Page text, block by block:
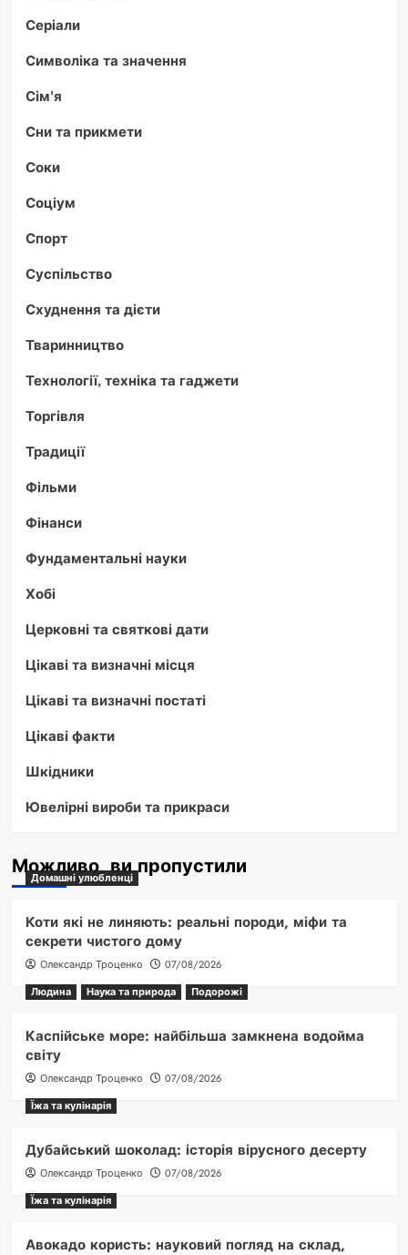
Серіали
Символіка та значення
Сім'я
Сни та прикмети
Соки
Соціум
Спорт
Суспільство
Схуднення та дієти
Тваринництво
Технології, техніка та гаджети
Торгівля
Традиції
Фільми
Фінанси
Фундаментальні науки
Хобі
Церковні та святкові дати
Цікаві та визначні місця
Цікаві та визначні постаті
Цікаві факти
Шкідники
Ювелірні вироби та прикраси
Можливо, ви пропустили
Домашні улюбленці
Коти які не линяють: реальні породи, міфи та
секрети чистого дому
Олександр Троценко
07/08/2026
Людина
Наука та природа Подорожі
Каспійське море: найбільша замкнена водойма
світу
Олександр Троценко
07/08/2026
Їжа та кулінарія
Дубайський шоколад: історія вірусного десерту
Олександр Троценко
07/08/2026
Їжа та кулінарія
Авокадо користь: науковий погляд на склад,